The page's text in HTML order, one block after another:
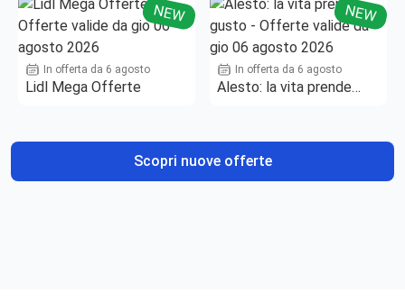
NEW
In offerta da 6 agosto
Lidl Mega Offerte
NEW
In offerta da 6 agosto
Alesto: la vita prende
Scopri nuove offerte